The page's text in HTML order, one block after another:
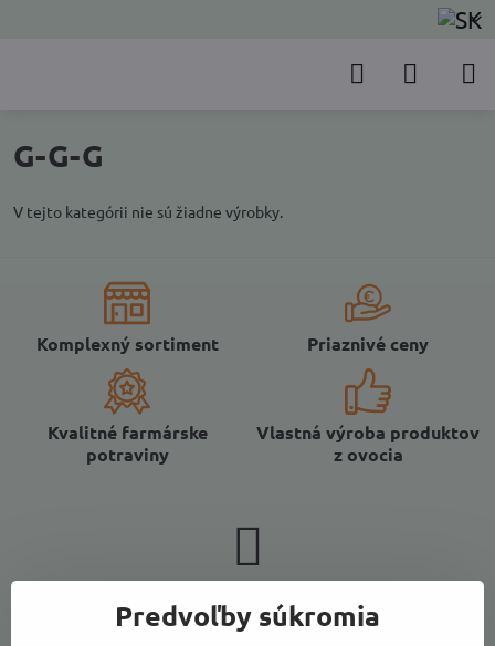
G-G-G
V tejto kategórii nie sú žiadne výrobky.
Komplexný sortiment Priaznivé ceny
Kvalitné farmárske
potraviny
Vlastná výroba produktov
z ovocia
Newsletter
Odoberať naše novinky:
Predvoľby súkromia